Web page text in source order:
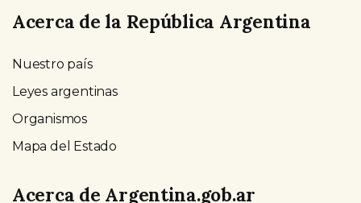
Acerca de la República Argentina
Nuestro país
Leyes argentinas
Organismos
Mapa del Estado
Acerca de Argentina.gob.ar